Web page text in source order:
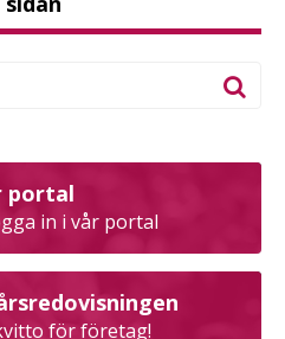
portal
in i vår portal
för företag!